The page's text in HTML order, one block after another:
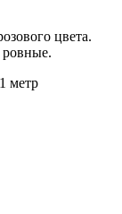
цвета.
ровные.
метр